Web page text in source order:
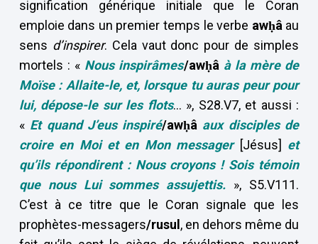
signification générique initiale que le Coran
emploie dans un premier temps le verbe awḥâ au
sens d’inspirer. Cela vaut donc pour de simples
mortels : « Nous inspirâmes/awḥâ à la mère de
Moïse : Allaite-le, et, lorsque tu auras peur pour
lui, dépose-le sur les flots… », S28.V7, et aussi :
« Et quand J’eus inspiré/awḥâ aux disciples de
croire en Moi et en Mon messager [Jésus] et
qu’ils répondirent : Nous croyons ! Sois témoin
que nous Lui sommes assujettis. », S5.V111.
C’est à ce titre que le Coran signale que les
prophètes-messagers/rusul , en dehors même du